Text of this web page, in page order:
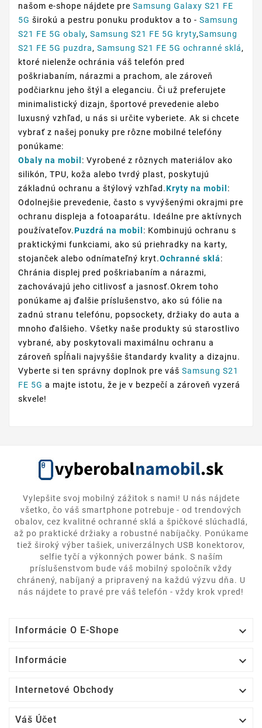
našom e-shope nájdete pre Samsung Galaxy S21 FE
5G širokú a pestru ponuku produktov a to - Samsung
S21 FE 5G obaly, Samsung S21 FE 5G kryty,Samsung
S21 FE 5G puzdra, Samsung S21 FE 5G ochranné sklá,
ktoré nielenže ochránia váš telefón pred
poškriabaním, nárazmi a prachom, ale zároveň
podčiarknu jeho štýl a eleganciu. Či už preferujete
minimalistický dizajn, športové prevedenie alebo
luxusný vzhľad, u nás si určite vyberiete. Ak si chcete
vybrať z našej ponuky pre rôzne mobilné telefóny
ponúkame:
Obaly na mobil : Vyrobené z rôznych materiálov ako
silikón, TPU, koža alebo tvrdý plast, poskytujú
základnú ochranu a štýlový vzhľad.Kryty na mobil :
Odolnejšie prevedenie, často s vyvýšenými okrajmi pre
ochranu displeja a fotoaparátu. Ideálne pre aktívnych
používateľov.Puzdrá na mobil : Kombinujú ochranu s
praktickými funkciami, ako sú priehradky na karty,
stojanček alebo odnímateľný kryt.Ochranné sklá:
Chránia displej pred poškriabaním a nárazmi,
zachovávajú jeho citlivosť a jasnosť.Okrem toho
ponúkame aj ďalšie príslušenstvo, ako sú fólie na
zadnú stranu telefónu, popsockety, držiaky do auta a
mnoho ďalšieho. Všetky naše produkty sú starostlivo
vybrané, aby poskytovali maximálnu ochranu a
zároveň spĺňali najvyššie štandardy kvality a dizajnu.
Vyberte si ten správny doplnok pre váš Samsung S21
FE 5G a majte istotu, že je v bezpečí a zároveň vyzerá
skvele!
Vylepšite svoj mobilný zážitok s nami! U nás nájdete
všetko, čo váš smartphone potrebuje - od trendových
obalov, cez kvalitné ochranné sklá a špičkové slúchadlá,
až po praktické držiaky a robustné nabíjačky. Ponúkame
tiež široký výber tašiek, univerzálnych USB konektorov,
selfie tyčí a výkonných power bánk. S naším
príslušenstvom bude váš mobilný spoločník vždy
chránený, nabíjaný a pripravený na každú výzvu dňa. U
nás nájdete to pravé pre váš telefón - vždy krok vpred!
Informácie O E-Shope 
Informácie 
Internetové Obchody 
Váš Účet 